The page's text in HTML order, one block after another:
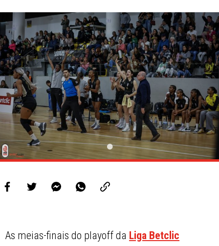
As meias-finais do playoff da Liga Betclic